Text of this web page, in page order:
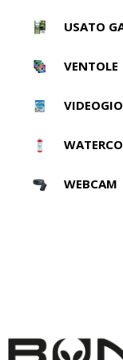
USATO
VENTOLE
WEBCAM